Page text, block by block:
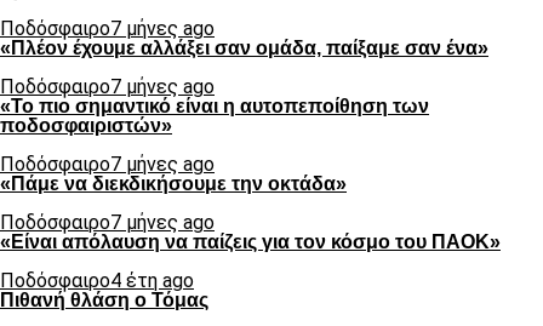
Ποδόσφαιρο7 μήνες ago
«Πλέον έχουμε αλλάξει σαν ομάδα, παίξαμε σαν ένα»
Ποδόσφαιρο7 μήνες ago
«Το πιο σημαντικό είναι η αυτοπεποίθηση των
ποδοσφαιριστών»
Ποδόσφαιρο7 μήνες ago
«Πάμε να διεκδικήσουμε την οκτάδα»
Ποδόσφαιρο7 μήνες ago
«Είναι απόλαυση να παίζεις για τον κόσμο του ΠΑΟΚ»
Ποδόσφαιρο4 έτη ago
Πιθανή θλάση ο Τόμας